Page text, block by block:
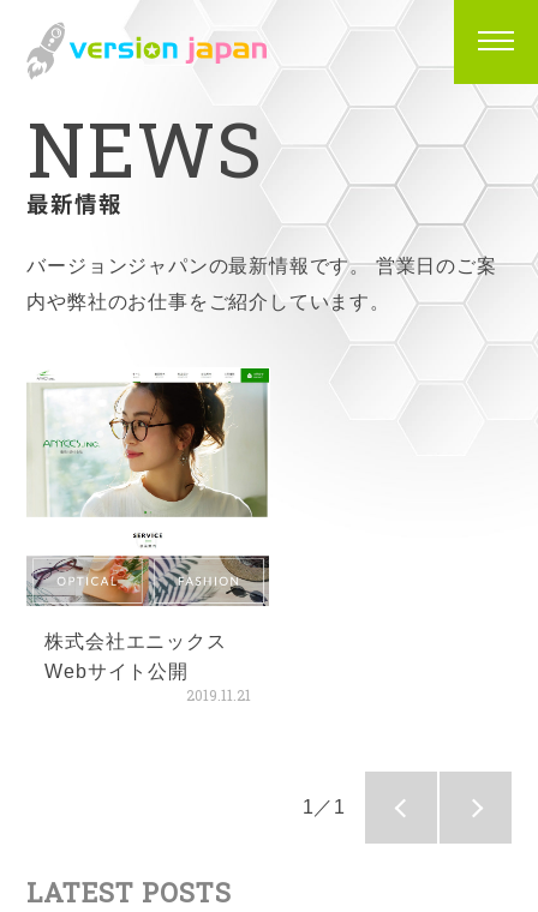
NEWS
最新情報
バージョンジャパンの最新情報です。営業日のご案
内や弊社のお仕事をご紹介しています。
株式会社エニックス
Webサイト公開
2019.11.21
1／1
LATEST POSTS